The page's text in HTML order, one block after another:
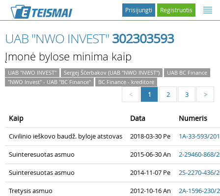
Registruotis
Prisijungti
UAB "NWO INVEST" 302303593
Įmonė bylose minima kaip
UAB "NWO INVEST" Sergej Ščerbakov (UAB "NWO INVEST")
UAB BC Finance
"NWO Invest" - UAB "BC Finance"
BC Finance - kreditorė
< 1 2 3 >
Kaip Data Numeris
Civilinio ieškovo baudž. byloje atstovas 2018-03-30 Pe 1A-33-593/
Suinteresuotas asmuo 2015-06-30 An 2-29460-868/
Suinteresuotas asmuo 2014-11-07 Pe 2S-2270-436/
Tretysis asmuo 2012-10-16 An 2A-1596-230/